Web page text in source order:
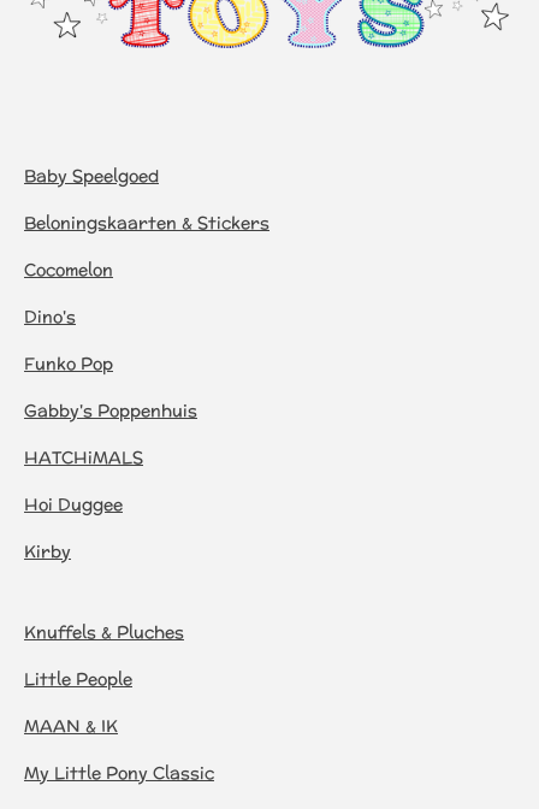
Baby Speelgoed
Beloningskaarten & Stickers
Cocomelon
Dino's
Funko Pop
Gabby's Poppenhuis
HATCHiMALS
Hoi Duggee
Kirby
Knuffels & Pluches
Little People
MAAN & IK
My Little Pony Classic